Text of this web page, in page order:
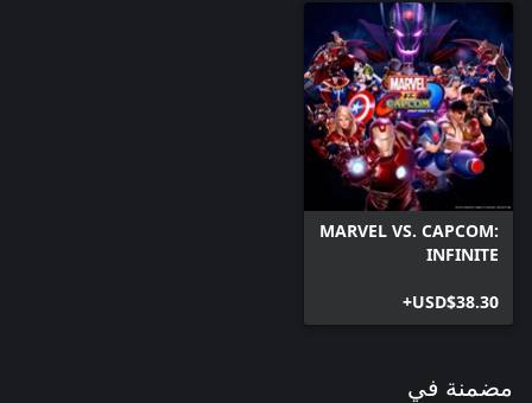
MARVEL VS. CAPCOM:
INFINITE
USD$38.30+
مضمنة في